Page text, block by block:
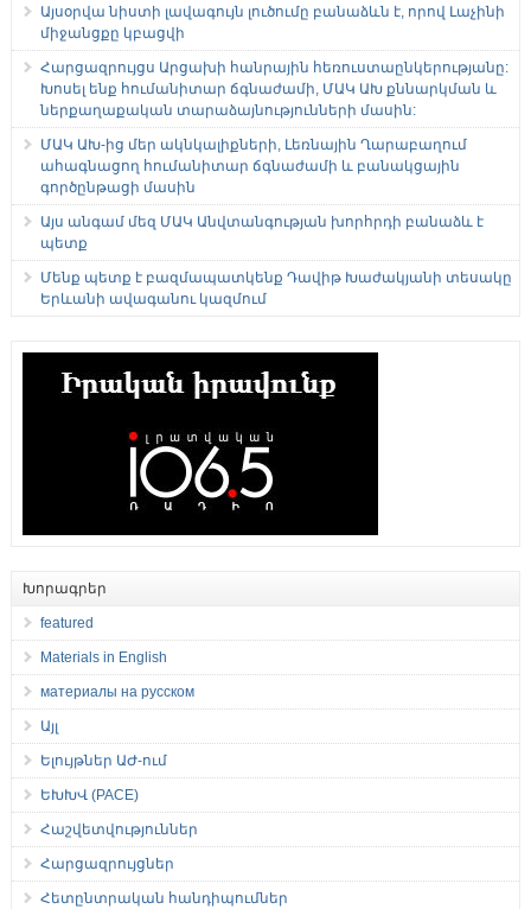
Այսօրվա նիստի լավագույն լուծումը բանաձևն է, որով Լաչինի
միջանցքը կբացվի
Հարցազրույցս Արցախի հանրային հեռուստաընկերությանը:
Խոսել ենք հումանիտար ճգնաժամի, ՄԱԿ ԱԽ քննարկման և
ներքաղաքական տարաձայնությունների մասին:
ՄԱԿ ԱԽ-ից մեր ակնկալիքների, Լեռնային Ղարաբաղում
ահագնացող հումանիտար ճգնաժամի և բանակցային
գործընթացի մասին
Այս անգամ մեզ ՄԱԿ Անվտանգության խորհրդի բանաձև է
պետք
Մենք պետք է բազմապատկենք Դավիթ Խաժակյանի տեսակը
Երևանի ավագանու կազմում
Խորագրեր
featured
Materials in English
материалы на русском
Այլ
Ելույթներ ԱԺ-ում
ԵԽԽՎ (PACE)
Հաշվետվություններ
Հարցազրույցներ
Հետընտրական հանդիպումներ